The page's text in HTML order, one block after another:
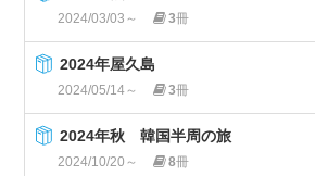
2024/03/03～ 3冊
2024年屋久島
2024/05/14～ 3冊
2024年秋 韓国半周の旅
2024/10/20～ 8冊